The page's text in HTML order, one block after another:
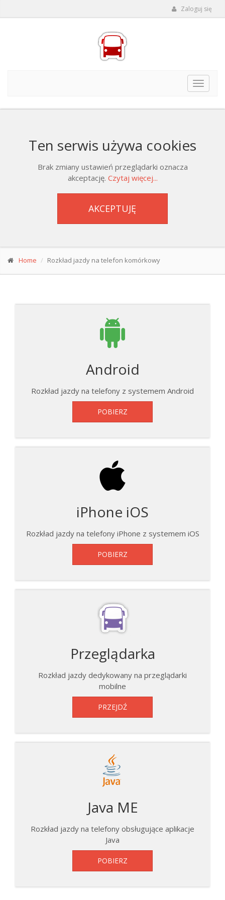
Zaloguj się
Toggle
Ten serwis używa cookies
Brak zmiany ustawień przeglądarki oznacza
akceptację. Czytaj więcej...
AKCEPTUJĘ
Home Rozkład jazdy na telefon komórkowy
Android
Rozkład jazdy na telefony z systemem Android
POBIERZ
iPhone iOS
Rozkład jazdy na telefony iPhone z systemem iOS
POBIERZ
Przeglądarka
Rozkład jazdy dedykowany na przeglądarki
mobilne
PRZEJDŹ
Java ME
Rozkład jazdy na telefony obsługujące aplikacje
Java
POBIERZ